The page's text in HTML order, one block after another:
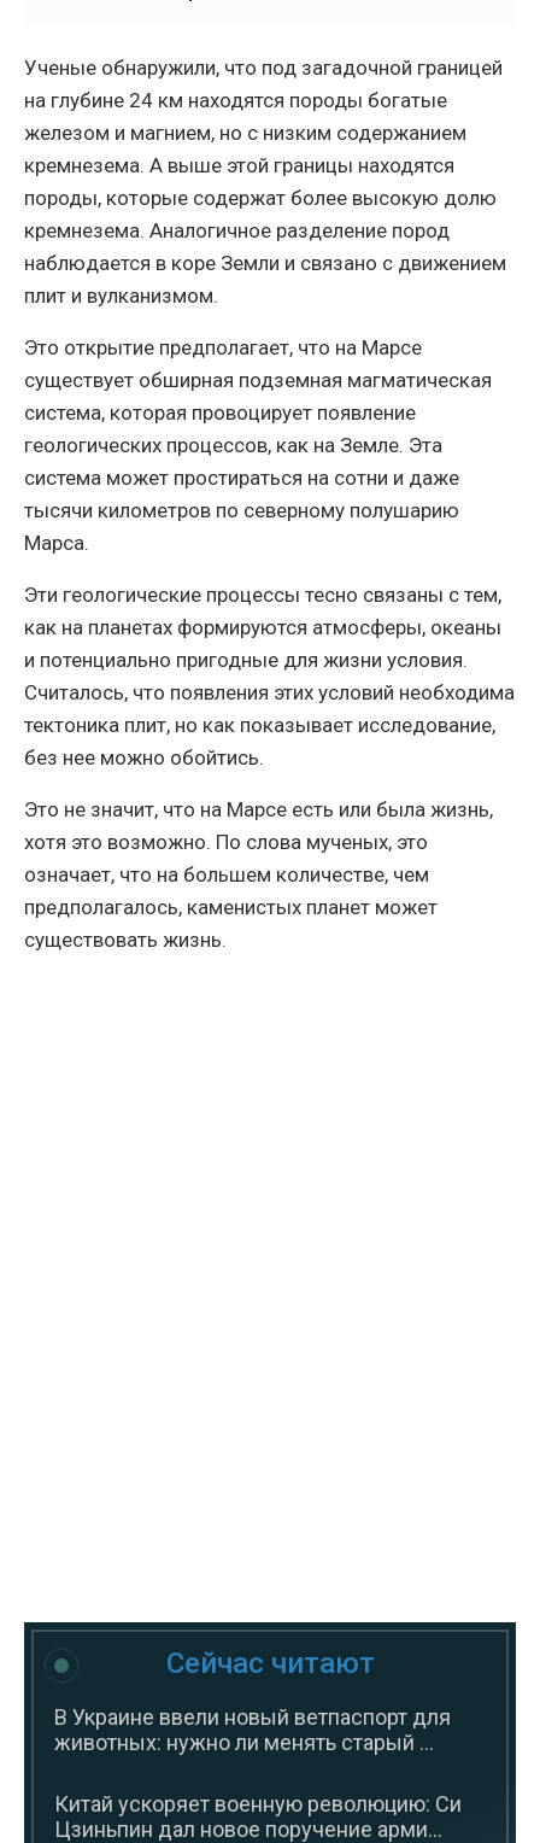
Ученые обнаружили, что под загадочной границей
на глубине 24 км находятся породы богатые
железом и магнием, но с низким содержанием
кремнезема. А выше этой границы находятся
породы, которые содержат более высокую долю
кремнезема. Аналогичное разделение пород
наблюдается в коре Земли и связано с движением
плит и вулканизмом.
Это открытие предполагает, что на Марсе
существует обширная подземная магматическая
система, которая провоцирует появление
геологических процессов, как на Земле. Эта
система может простираться на сотни и даже
тысячи километров по северному полушарию
Марса.
Эти геологические процессы тесно связаны с тем,
как на планетах формируются атмосферы, океаны
и потенциально пригодные для жизни условия.
Считалось, что появления этих условий необходима
тектоника плит, но как показывает исследование,
без нее можно обойтись.
Это не значит, что на Марсе есть или была жизнь,
хотя это возможно. По слова мученых, это
означает, что на большем количестве, чем
предполагалось, каменистых планет может
существовать жизнь.
Сейчас читают
В Украине ввели новый ветпаспорт для
животных: нужно ли менять старый ...
Китай ускоряет военную революцию: Си
Цзиньпин дал новое поручение арми...